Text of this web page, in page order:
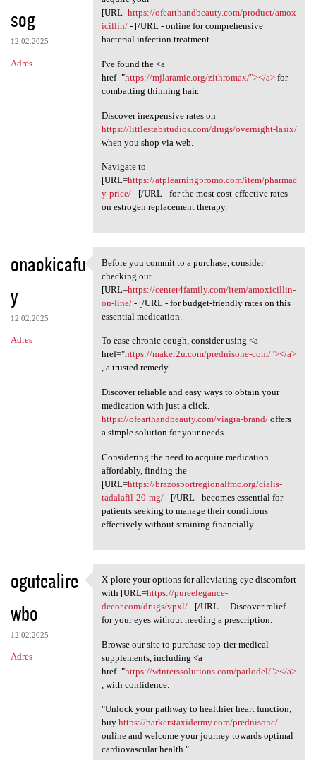
sog
12.02.2025
Adres
[URL=https://ofearthandbeauty.com/product/amox
icillin/- [/URL - online for comprehensive
bacterial infection treatment.
I've found the <a
href="https://mjlaramie.org/zithromax/"></a>for
combatting thinning hair.
Discover inexpensive rates on
https://littlestabstudios.com/drugs/overnight-lasix/
when you shop via web.
Navigate to
[URL=https://atplearningpromo.com/item/pharmac
y-price/- [/URL - for the most cost-effective rates
on estrogen replacement therapy.
onaokicafu
y
12.02.2025
Adres
Before you commit to a
Before you commit to a purchase, consider
checking out
[URL=https://center4family.com/item/amoxicillin-
on-line/- [/URL - for budget-friendly rates on this
essential medication.
To ease chronic cough, consider using <a
href="https://maker2u.com/prednisone-com/"></a>
, a trusted remedy.
Discover reliable and easy ways to obtain your
medication with just a click.
https://ofearthandbeauty.com/viagra-brand/offers
a simple solution for your needs.
Considering the need to acquire medication
affordably, finding the
[URL=https://brazosportregionalfmc.org/cialis-
tadalafil-20-mg/- [/URL - becomes essential for
patients seeking to manage their conditions
effectively without straining financially.
ogutealire
wbo
12.02.2025
Adres
X-plore your options for
X-plore your options for alleviating eye discomfort
with [URL=https://pureelegance-
decor.com/drugs/vpxl/- [/URL - . Discover relief
for your eyes without needing a prescription.
Browse our site to purchase top-tier medical
supplements, including <a
href="https://winterssolutions.com/parlodel/"></a>
, with confidence.
"Unlock your pathway to healthier heart function;
buy https://parkerstaxidermy.com/prednisone/
online and welcome your journey towards optimal
cardiovascular health."